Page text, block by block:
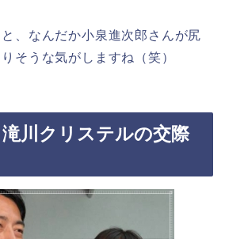
、なんだか小泉進次郎さんが尻
そうな気がしますね（笑）
川クリステルの交際